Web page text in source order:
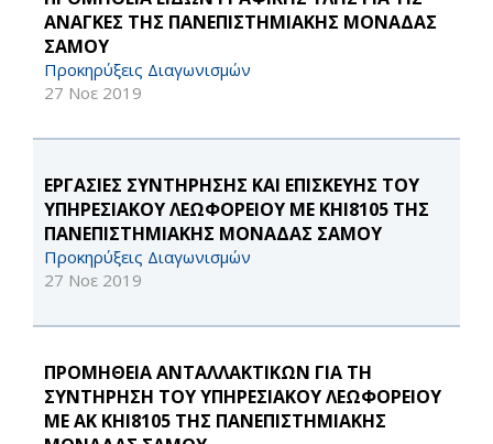
ΑΝΑΓΚΕΣ ΤΗΣ ΠΑΝΕΠΙΣΤΗΜΙΑΚΗΣ ΜΟΝΑΔΑΣ
ΣΑΜΟΥ
Προκηρύξεις Διαγωνισμών
27 Νοε 2019
ΕΡΓΑΣΙΕΣ ΣΥΝΤΗΡΗΣΗΣ ΚΑΙ ΕΠΙΣΚΕΥΗΣ ΤΟΥ
ΥΠΗΡΕΣΙΑΚΟΥ ΛΕΩΦΟΡΕΙΟΥ ΜΕ ΚΗΙ8105 ΤΗΣ
ΠΑΝΕΠΙΣΤΗΜΙΑΚΗΣ ΜΟΝΑΔΑΣ ΣΑΜΟΥ
Προκηρύξεις Διαγωνισμών
27 Νοε 2019
ΠΡΟΜΗΘΕΙΑ ΑΝΤΑΛΛΑΚΤΙΚΩΝ ΓΙΑ ΤΗ
ΣΥΝΤΗΡΗΣΗ ΤΟΥ ΥΠΗΡΕΣΙΑΚΟΥ ΛΕΩΦΟΡΕΙΟΥ
ΜΕ ΑΚ ΚΗΙ8105 ΤΗΣ ΠΑΝΕΠΙΣΤΗΜΙΑΚΗΣ